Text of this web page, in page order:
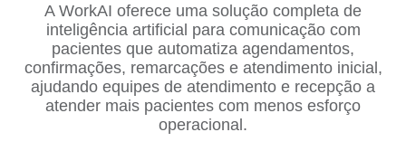
A WorkAI oferece uma solução completa de
inteligência artificial para comunicação com
pacientes que automatiza agendamentos,
confirmações, remarcações e atendimento inicial,
ajudando equipes de atendimento e recepção a
atender mais pacientes com menos esforço
operacional.